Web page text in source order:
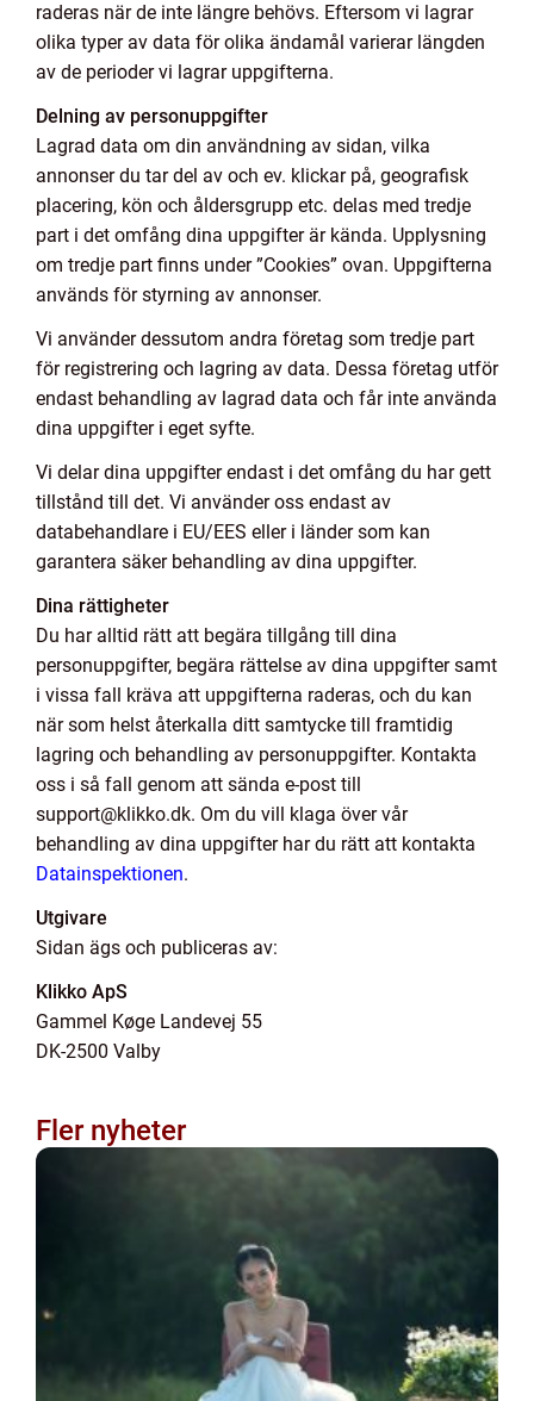
raderas när de inte längre behövs. Eftersom vi lagrar
olika typer av data för olika ändamål varierar längden
av de perioder vi lagrar uppgifterna.
Delning av personuppgifter
Lagrad data om din användning av sidan, vilka
annonser du tar del av och ev. klickar på, geografisk
placering, kön och åldersgrupp etc. delas med tredje
part i det omfång dina uppgifter är kända. Upplysning
om tredje part finns under ”Cookies” ovan. Uppgifterna
används för styrning av annonser.
Vi använder dessutom andra företag som tredje part
för registrering och lagring av data. Dessa företag utför
endast behandling av lagrad data och får inte använda
dina uppgifter i eget syfte.
Vi delar dina uppgifter endast i det omfång du har gett
tillstånd till det. Vi använder oss endast av
databehandlare i EU/EES eller i länder som kan
garantera säker behandling av dina uppgifter.
Dina rättigheter
Du har alltid rätt att begära tillgång till dina
personuppgifter, begära rättelse av dina uppgifter samt
i vissa fall kräva att uppgifterna raderas, och du kan
när som helst återkalla ditt samtycke till framtidig
lagring och behandling av personuppgifter. Kontakta
oss i så fall genom att sända e-post till
support@klikko.dk. Om du vill klaga över vår
behandling av dina uppgifter har du rätt att kontakta
Datainspektionen.
Utgivare
Sidan ägs och publiceras av:
Klikko ApS
Gammel Køge Landevej 55
DK-2500 Valby
Fler nyheter